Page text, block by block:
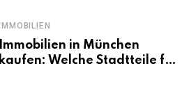
IMMOBILIEN
Immobilien in München
kaufen: Welche Stadtteile für